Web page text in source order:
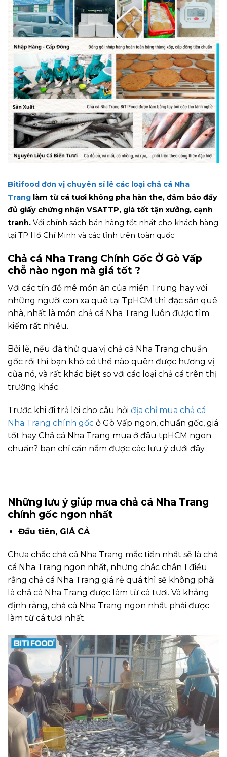
Bitifood đơn vị chuyên sỉ lẻ các loại chả cá Nha
Trang làm từ cá tươi không pha hàn the, đảm bảo đầy
đủ giấy chứng nhận VSATTP, giá tốt tận xưởng, cạnh
tranh. Với chính sách bán hàng tốt nhất cho khách hàng
tại TP Hồ Chí Minh và các tỉnh trên toàn quốc
Chả cá Nha Trang Chính Gốc Ở Gò Vấp
chỗ nào ngon mà giá tốt ?
Với các tín đồ mê món ăn của miền Trung hay với
những người con xa quê tại TpHCM thì đặc sản quê
nhà, nhất là món chả cá Nha Trang luôn được tìm
kiếm rất nhiều.
Bởi lẽ, nếu đã thử qua vị chả cá Nha Trang chuẩn
gốc rồi thì bạn khó có thể nào quên được hương vị
của nó, và rất khác biệt so với các loại chả cá trên thị
trường khác.
Trước khi đi trả lời cho câu hỏi địa chỉ mua chả cá
Nha Trang chính gốc ở Gò Vấp ngon, chuẩn gốc, giá
tốt hay Chả cá Nha Trang mua ở đâu tpHCM ngon
chuẩn? bạn chỉ cần nắm được các lưu ý dưới đây.
Những lưu ý giúp mua chả cá Nha Trang
chính gốc ngon nhất
Đầu tiên, GIÁ CẢ
Chưa chắc chả cá Nha Trang mắc tiền nhất sẽ là chả
cá Nha Trang ngon nhất, nhưng chắc chắn 1 điều
rằng chả cá Nha Trang giá rẻ quá thì sẽ không phải
là chả cá Nha Trang được làm từ cá tươi. Và khẳng
định rằng, chả cá Nha Trang ngon nhất phải được
làm từ cá tươi nhất.